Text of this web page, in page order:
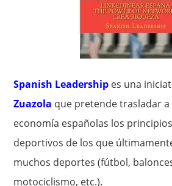
Spanish Leadership es una
Zuazolaque pretende trasladar a
economía españolas los
deportivos de los que
muchos deportes (fútbol,
motociclismo, etc.).